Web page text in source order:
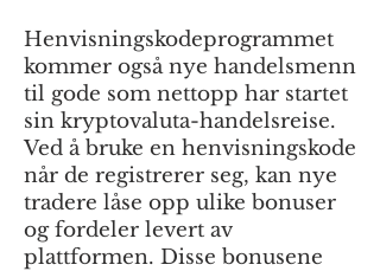
Henvisningskodeprogrammet
kommer også nye handelsmenn
til gode som nettopp har startet
sin kryptovaluta-handelsreise.
Ved å bruke en henvisningskode
når de registrerer seg, kan nye
tradere låse opp ulike bonuser
og fordeler levert av
plattformen. Disse bonusene